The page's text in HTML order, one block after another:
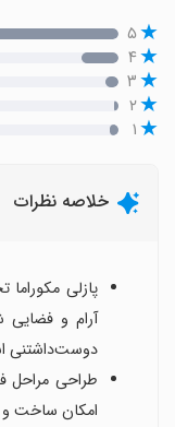
۵
۴
۳
۲
۱
خلاصه نظرات
پازلی
آرام و فضایی
دوست‌داشتنی
طراحی مراحل
امکان ساخت و